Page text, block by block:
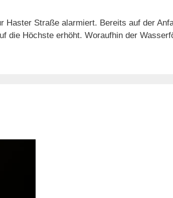
Haster Straße alarmiert. Bereits auf der
die Höchste erhöht. Woraufhin der